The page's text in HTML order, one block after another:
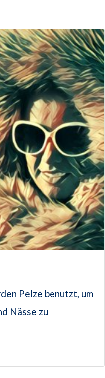
Pelze benutzt, um
Nässe zu